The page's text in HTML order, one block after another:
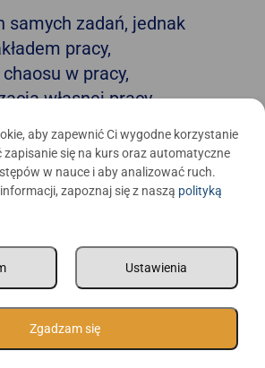
samych zadań, jednak
pracy,
w pracy,
własnej pracy,
do podejmowania
w pracy i nacisk na
realizację zadań z wyższego
zarówno celów
aby zapewnić Ci wygodne korzystanie
zapisanie się na kurs oraz automatyczne
w nauce i aby analizować ruch.
zapoznaj się z naszą polityką
Zgadzam się
Ustawienia